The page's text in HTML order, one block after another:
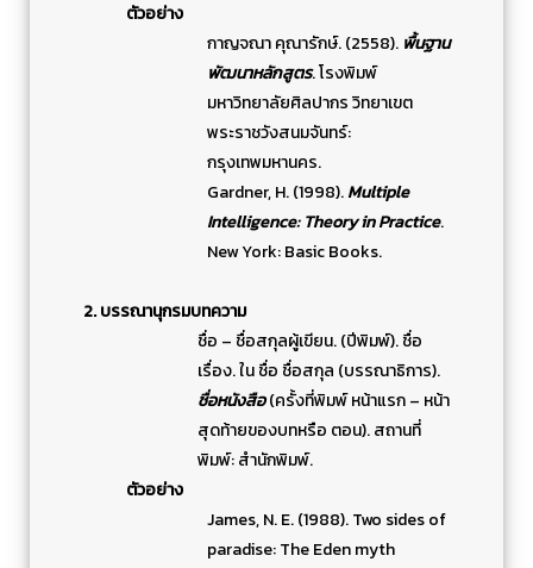
ตัวอย่าง
กาญจณา คุณารักษ์. (2558). พื้นฐาน
พัฒนาหลักสูตร. โรงพิมพ์
มหาวิทยาลัยศิลปากร วิทยาเขต
พระราชวังสนมจันทร์:
กรุงเทพมหานคร.
Gardner, H. (1998).Multiple
Intelligence: Theory in Practice.
New York: Basic Books.
2. บรรณานุกรมบทความ
ชื่อ – ชื่อสกุลผู้เขียน. (ปีพิมพ์). ชื่อ
เรื่อง. ใน ชื่อ ชื่อสกุล (บรรณาธิการ).
ชื่อหนังสือ(ครั้งที่พิมพ์ หน้าแรก – หน้า
สุดท้ายของบทหรือ ตอน). สถานที่
พิมพ์: สำนักพิมพ์.
ตัวอย่าง
James, N. E. (1988). Two sides of
paradise: The Eden myth